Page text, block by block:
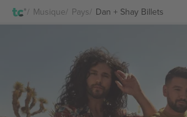
Musique Pays Dan + Shay BilletsConnexion